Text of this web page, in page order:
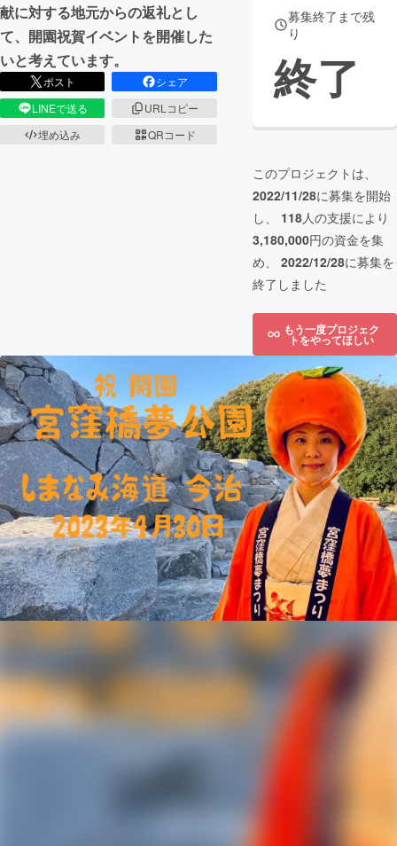
献に対する地元からの返礼とし
て、開園祝賀イベントを開催した
いと考えています。
ポスト
シェア
LINEで送る
URLコピー
埋め込み
QRコード
募集終了まで残
り
終了
このプロジェクトは、
2022/11/28に募集を開始
し、 118人の支援により
3,180,000円の資金を集
め、 2022/12/28に募集を
終了しました
もう一度プロジェク
トをやってほしい